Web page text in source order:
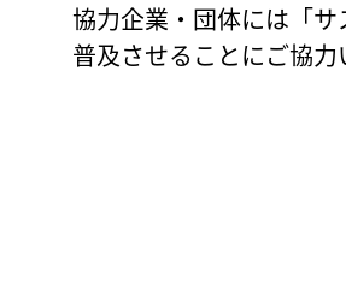
協力企業・団体には「
普及させることにご協力